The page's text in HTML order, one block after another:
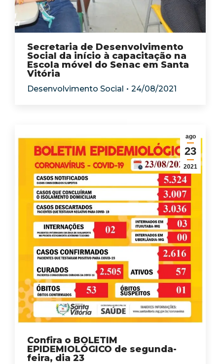
Secretaria de Desenvolvimento
Social da início à capacitação na
Escola móvel do Senac em Santa
Vitória
Desenvolvimento Social 24/08/2021
ago
23
2021
Confira o BOLETIM
EPIDEMIOLÓGICO de segunda-
feira, dia 23